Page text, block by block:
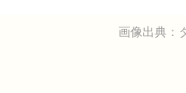
画像出典：